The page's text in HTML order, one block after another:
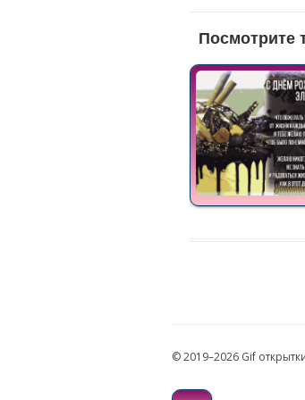
Посмотрите
© 2019–2026 Gif